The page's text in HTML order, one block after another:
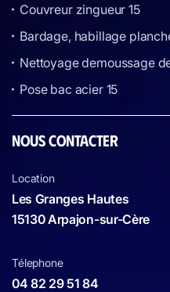
Couvreur zingueur 15
Bardage, habillage
Nettoyage demoussage
Pose bac acier 15
NOUS CONTACTER
Location
Les Granges Hautes
15130 Arpajon-sur-Cère
Télephone
04 82 29 51 84